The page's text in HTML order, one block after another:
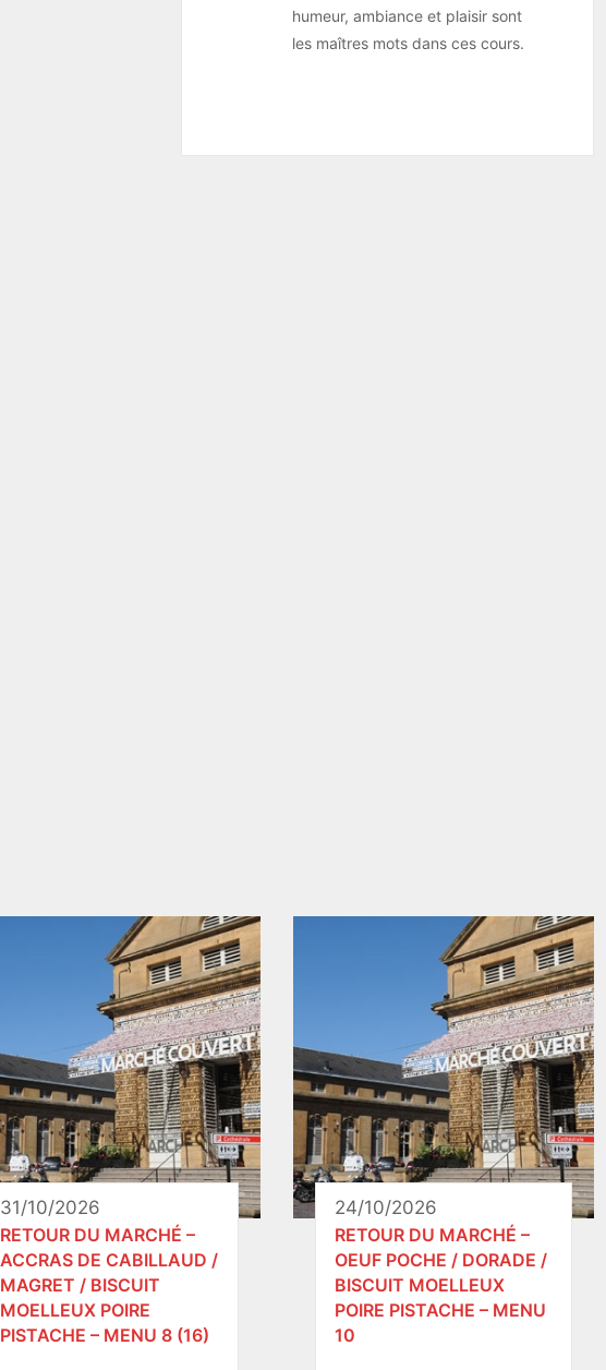
humeur, ambiance et plaisir sont
les maîtres mots dans ces cours.
31/10/2026
RETOUR DU MARCHÉ –
ACCRAS DE CABILLAUD /
MAGRET / BISCUIT
MOELLEUX POIRE
PISTACHE – MENU 8 (16)
24/10/2026
RETOUR DU MARCHÉ –
OEUF POCHE / DORADE /
BISCUIT MOELLEUX
POIRE PISTACHE – MENU
10